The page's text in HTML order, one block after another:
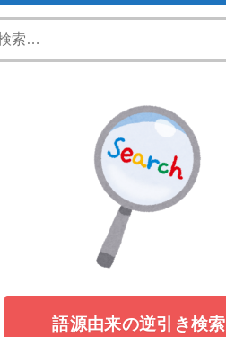
索:
語源由来の逆引き検索